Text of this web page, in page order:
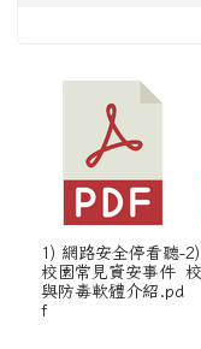
1) 網路安全停看聽-
校園常見資安事件
與防毒軟體介紹.pd
f